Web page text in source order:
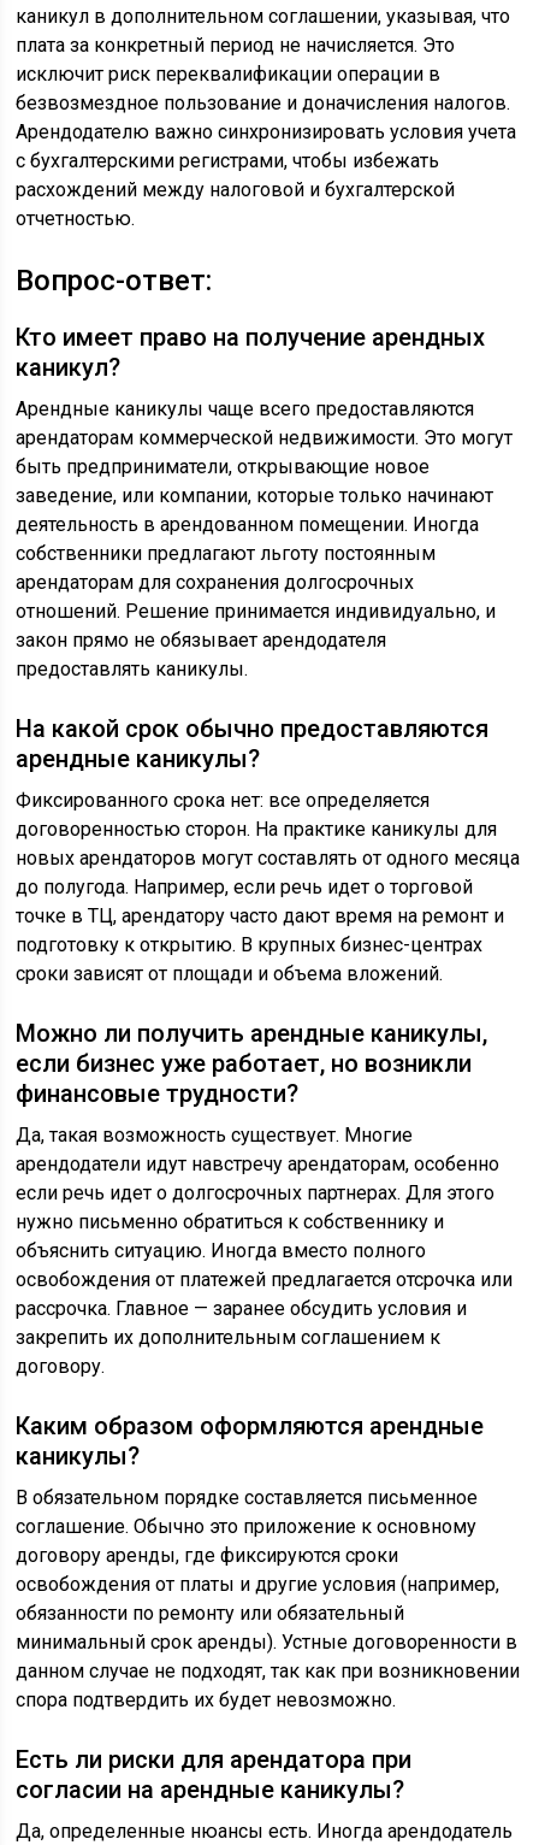
каникул в дополнительном соглашении, указывая, что
плата за конкретный период не начисляется. Это
исключит риск переквалификации операции в
безвозмездное пользование и доначисления налогов.
Арендодателю важно синхронизировать условия учета
с бухгалтерскими регистрами, чтобы избежать
расхождений между налоговой и бухгалтерской
отчетностью.
Вопрос-ответ:
Кто имеет право на получение арендных
каникул?
Арендные каникулы чаще всего предоставляются
арендаторам коммерческой недвижимости. Это могут
быть предприниматели, открывающие новое
заведение, или компании, которые только начинают
деятельность в арендованном помещении. Иногда
собственники предлагают льготу постоянным
арендаторам для сохранения долгосрочных
отношений. Решение принимается индивидуально, и
закон прямо не обязывает арендодателя
предоставлять каникулы.
На какой срок обычно предоставляются
арендные каникулы?
Фиксированного срока нет: все определяется
договоренностью сторон. На практике каникулы для
новых арендаторов могут составлять от одного месяца
до полугода. Например, если речь идет о торговой
точке в ТЦ, арендатору часто дают время на ремонт и
подготовку к открытию. В крупных бизнес-центрах
сроки зависят от площади и объема вложений.
Можно ли получить арендные каникулы,
если бизнес уже работает, но возникли
финансовые трудности?
Да, такая возможность существует. Многие
арендодатели идут навстречу арендаторам, особенно
если речь идет о долгосрочных партнерах. Для этого
нужно письменно обратиться к собственнику и
объяснить ситуацию. Иногда вместо полного
освобождения от платежей предлагается отсрочка или
рассрочка. Главное — заранее обсудить условия и
закрепить их дополнительным соглашением к
договору.
Каким образом оформляются арендные
каникулы?
В обязательном порядке составляется письменное
соглашение. Обычно это приложение к основному
договору аренды, где фиксируются сроки
освобождения от платы и другие условия (например,
обязанности по ремонту или обязательный
минимальный срок аренды). Устные договоренности в
данном случае не подходят, так как при возникновении
спора подтвердить их будет невозможно.
Есть ли риски для арендатора при
согласии на арендные каникулы?
Да, определенные нюансы есть. Иногда арендодатель